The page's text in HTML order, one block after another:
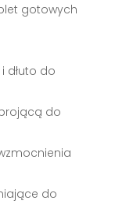
gotowych
dłuto do
do
do